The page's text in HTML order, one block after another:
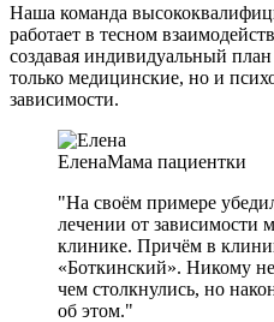
Наша команда
работает в тесном
создавая индивидуальный
только медицинские, но и
зависимости.
ЕленаМама пациентки
"На своём примере
лечении от зависимости
клинике. Причём в
«Боткинский». Никому
чем столкнулись, но
об этом."